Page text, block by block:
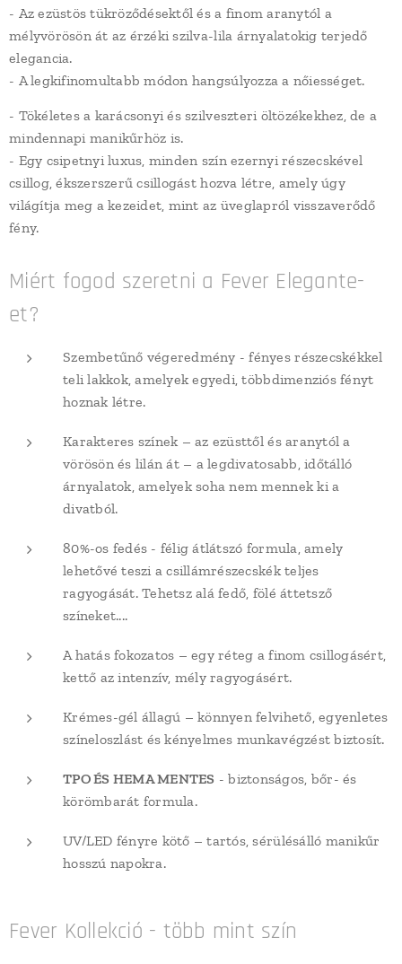
- Az ezüstös tükröződésektől és a finom aranytól a
mélyvörösön át az érzéki szilva-lila árnyalatokig terjedő
elegancia.
- A legkifinomultabb módon hangsúlyozza a nőiességet.
- Tökéletes a karácsonyi és szilveszteri öltözékekhez, de a
mindennapi manikűrhöz is.
- Egy csipetnyi luxus, minden szín ezernyi részecskével
csillog, ékszerszerű csillogást hozva létre, amely úgy
világítja meg a kezeidet, mint az üveglapról visszaverődő
fény.
Miért fogod szeretni a Fever Elegante-
et?
Szembetűnő végeredmény - fényes részecskékkel
teli lakkok, amelyek egyedi, többdimenziós fényt
hoznak létre.
Karakteres színek – az ezüsttől és aranytól a
vörösön és lilán át – a legdivatosabb, időtálló
árnyalatok, amelyek soha nem mennek ki a
divatból.
80%-os fedés - félig átlátszó formula, amely
lehetővé teszi a csillámrészecskék teljes
ragyogását. Tehetsz alá fedő, fölé áttetsző
színeket....
A hatás fokozatos – egy réteg a finom csillogásért,
kettő az intenzív, mély ragyogásért.
Krémes-gél állagú – könnyen felvihető, egyenletes
színeloszlást és kényelmes munkavégzést biztosít.
TPO ÉS HEMA MENTES - biztonságos, bőr- és
körömbarát formula.
UV/LED fényre kötő – tartós, sérülésálló manikűr
hosszú napokra.
Fever Kollekció - több mint szín